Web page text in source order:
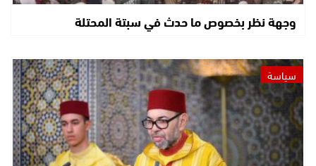
وجهة نظر بخصوص ما حدث في سبتة المحتلة
سياسة